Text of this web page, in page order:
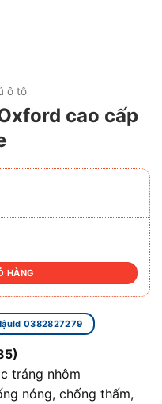
ô tô
cao cấp
CAO CẤP CHO XE TOYOTA
HÀNG
0382827279
tráng nhôm
nóng, chống thấm,